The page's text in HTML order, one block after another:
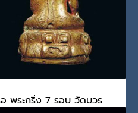
จฯ เททอง ,พระกริ่ง,พระมหากษัตริย์และ
๗ รอบ พระกริ่งพระพุทธชินสีห์
พระกริ่ง 7 รอบ วัดบวร